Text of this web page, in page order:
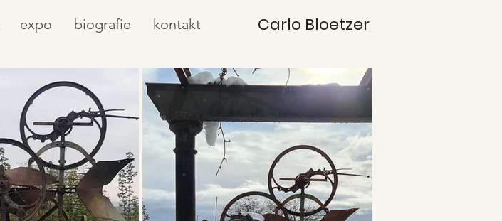
expo biografie kontakt Carlo Bloetzer